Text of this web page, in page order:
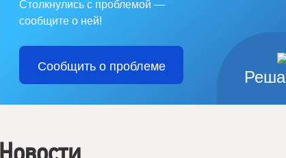
Столкнулись с проблемой —
сообщите о ней!
Сообщить о проблеме